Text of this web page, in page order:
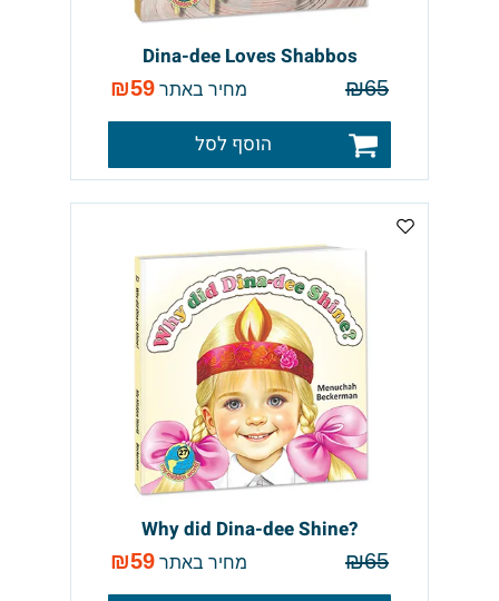
Dina-dee Loves Shabbos
₪65 מחיר באתר ₪59
הוסף לסל
?Why did Dina-dee Shine
₪65 מחיר באתר ₪59